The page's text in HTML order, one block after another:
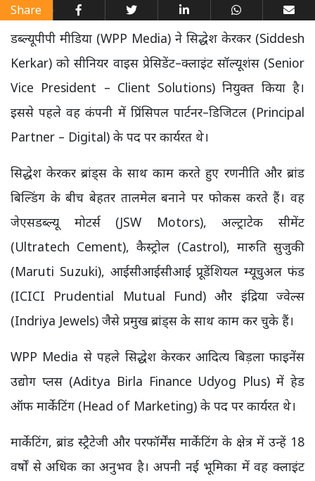
Share
डब्ल्यूपीपी मीडिया (WPP Media) ने सिद्धेश केरकर (Siddesh
Kerkar) को सीनियर वाइस प्रेसिडेंट–क्लाइंट सॉल्यूशंस (Senior
Vice President – Client Solutions) नियुक्त किया है।
इससे पहले वह कंपनी में प्रिंसिपल पार्टनर–डिजिटल (Principal
Partner – Digital) के पद पर कार्यरत थे।
सिद्धेश केरकर ब्रांड्स के साथ काम करते हुए रणनीति और ब्रांड
बिल्डिंग के बीच बेहतर तालमेल बनाने पर फोकस करते हैं। वह
जेएसडब्ल्यू मोटर्स (JSW Motors), अल्ट्राटेक सीमेंट
(Ultratech Cement), कैस्ट्रोल (Castrol), मारुति सुजुकी
(Maruti Suzuki), आईसीआईसीआई प्रूडेंशियल म्यूचुअल फंड
(ICICI Prudential Mutual Fund) और इंद्रिया ज्वेल्स
(Indriya Jewels) जैसे प्रमुख ब्रांड्स के साथ काम कर चुके हैं।
WPP Media से पहले सिद्धेश केरकर आदित्य बिड़ला फाइनेंस
उद्योग प्लस (Aditya Birla Finance Udyog Plus) में हेड
ऑफ मार्केटिंग (Head of Marketing) के पद पर कार्यरत थे।
मार्केटिंग, ब्रांड स्ट्रैटेजी और परफॉर्मेंस मार्केटिंग के क्षेत्र में उन्हें 18
वर्षों से अधिक का अनुभव है। अपनी नई भूमिका में वह क्लाइंट